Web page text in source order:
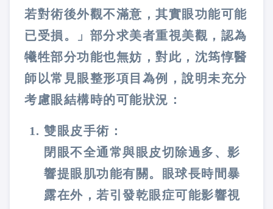
若對術後外觀不滿意，其實眼功能可能
已受損。」部分求美者重視美觀，認為
犧牲部分功能也無妨，對此，沈筠惇醫
師以常見眼整形項目為例，說明未充分
考慮眼結構時的可能狀況：
雙眼皮手術：
閉眼不全通常與眼皮切除過多、影
響提眼肌功能有關。眼球長時間暴
露在外，若引發乾眼症可能影響視